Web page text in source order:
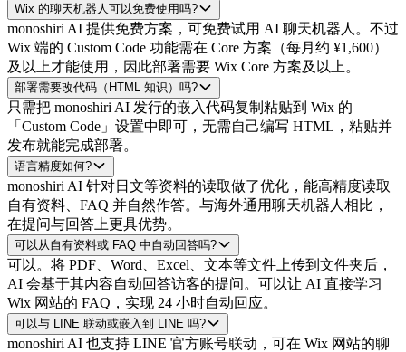
Wix 的聊天机器人可以免费使用吗?
monoshiri AI 提供免费方案，可免费试用 AI 聊天机器人。不过
Wix 端的 Custom Code 功能需在 Core 方案（每月约 ¥1,600）
及以上才能使用，因此部署需要 Wix Core 方案及以上。
部署需要改代码（HTML 知识）吗?
只需把 monoshiri AI 发行的嵌入代码复制粘贴到 Wix 的
「Custom Code」设置中即可，无需自己编写 HTML，粘贴并
发布就能完成部署。
语言精度如何?
monoshiri AI 针对日文等资料的读取做了优化，能高精度读取
自有资料、FAQ 并自然作答。与海外通用聊天机器人相比，
在提问与回答上更具优势。
可以从自有资料或 FAQ 中自动回答吗?
可以。将 PDF、Word、Excel、文本等文件上传到文件夹后，
AI 会基于其内容自动回答访客的提问。可以让 AI 直接学习
Wix 网站的 FAQ，实现 24 小时自动回应。
可以与 LINE 联动或嵌入到 LINE 吗?
monoshiri AI 也支持 LINE 官方账号联动，可在 Wix 网站的聊